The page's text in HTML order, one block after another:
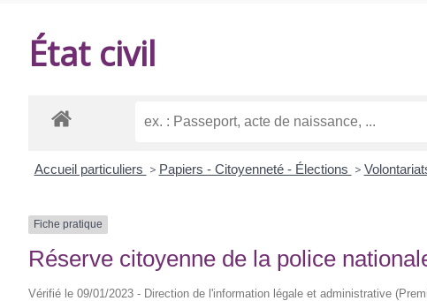
État civil
Accueil particuliers > Papiers - Citoyenneté - Élections >
Fiche pratique
Réserve citoyenne de la police
Vérifié le 09/01/2023 - Direction de l'information légale et administrative